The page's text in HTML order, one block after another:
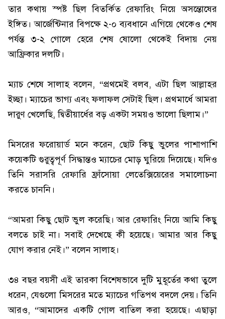
তার কথায় স্পষ্ট ছিল বিতর্কিত রেফারিং নিয়ে অসন্তোষের
ইঙ্গিত। আর্জেন্টিনার বিপক্ষে ২-০ ব্যবধানে এগিয়ে থেকেও শেষ
পর্যন্ত ৩-২ গোলে হেরে শেষ ষোলো থেকেই বিদায় নেয়
আফ্রিকার দলটি।
ম্যাচ শেষে সালাহ বলেন, “প্রথমেই বলব, এটা ছিল আল্লাহর
ইচ্ছা। ম্যাচের ভাগ্য এবং ফলাফল সেটাই ছিল। প্রথমার্ধে আমরা
দারুণ খেলেছি, দ্বিতীয়ার্ধের বড় একটা সময়ও ভালো ছিলাম।”
মিসরের ফরোয়ার্ড মনে করেন, ছোট কিছু ভুলের পাশাপাশি
কয়েকটি গুরুত্বপূর্ণ সিদ্ধান্তও ম্যাচের মোড় ঘুরিয়ে দিয়েছে। যদিও
তিনি সরাসরি রেফারি ফ্রাঁসোয়া লেতেক্সিয়েরের সমালোচনা
করতে চাননি।
“আমরা কিছু ছোট ভুল করেছি। আর রেফারিং নিয়ে আমি কিছু
বলতে চাই না। সবাই দেখেছে কী হয়েছে। আমার আর কিছু
যোগ করার নেই।” বলেন সালাহ।
৩৪ বছর বয়সী এই তারকা বিশেষভাবে দুটি মুহূর্তের কথা তুলে
ধরেন, যেগুলো মিসরের মতে ম্যাচের গতিপথ বদলে দেয়। তিনি
আরও, “আমাদের একটি গোল বাতিল করা হয়েছে। এছাড়া